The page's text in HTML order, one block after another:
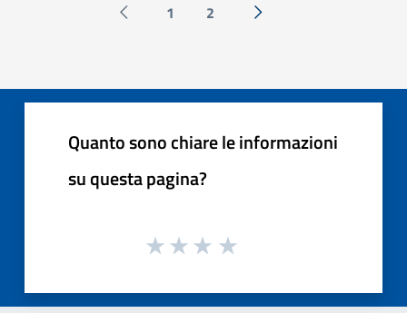
Pagina precedente
1 2 Successiva »
Quanto sono chiare le informazioni
su questa pagina?